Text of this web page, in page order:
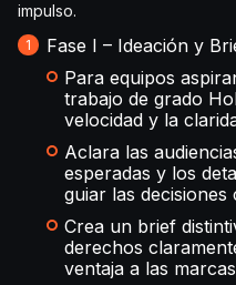
impulso.
Fase I – Ideación y
Para equipos
trabajo de grado
velocidad y la
Aclara las
esperadas y los
guiar las decisiones
Crea un brief
derechos
ventaja a las